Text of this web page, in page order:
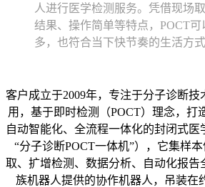
人进行医学检测服务。凭借现场
结果、操作简单等特点，POCT
多，也符合当下快节奏的生活方式
客户成立于2009年，专注于分子诊断
用，基于即时检测（POCT）理念，打
自动智能化、全流程一体化的封闭式
“分子诊断POCT一体机”），它集样
取、扩增检测、数据分析、自动化报告
族机器人提供的协作机器人，吊装在